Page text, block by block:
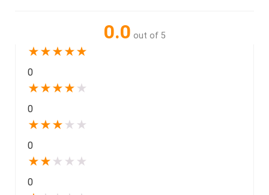
0.0 out of 5
★★★★★
0
★★★★ ★
0
★★★ ★ ★
0
★★ ★ ★ ★
0